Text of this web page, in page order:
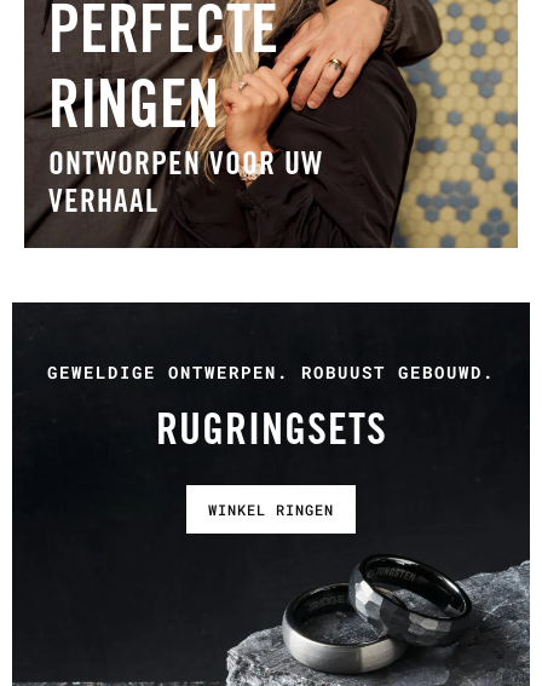
PERFECTE
RINGEN
ONTWORPEN VOOR UW
VERHAAL
GEWELDIGE ONTWERPEN. ROBUUST GEBOUWD.
RUGRINGSETS
WINKEL RINGEN